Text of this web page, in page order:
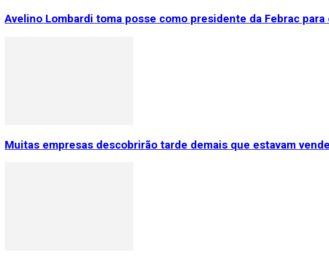
Avelino Lombardi toma posse como presidente da Febrac
Muitas empresas descobrirão tarde demais que estavam